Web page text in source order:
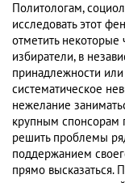
Политологам,
исследовать этот
отметить некоторые
избиратели, в
принадлежности или
систематическое
нежелание
крупным спонсорам
решить проблемы
поддержанием
прямо высказаться.